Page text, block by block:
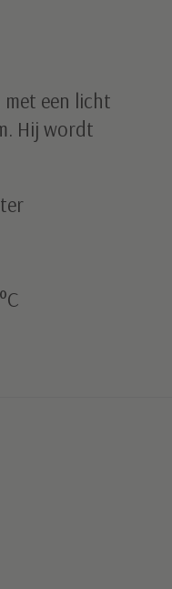
een licht
Hij wordt